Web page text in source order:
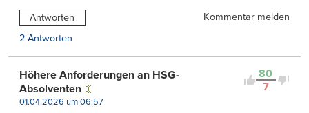
Antworten
Kommentar melden
2 Antworten
80
7
Höhere Anforderungen an HSG-
Absolventen
01.04.2026 um 06:57